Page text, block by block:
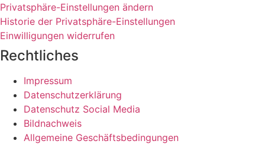
Privatsphäre-Einstellungen ändern
Historie der Privatsphäre-Einstellungen
Einwilligungen widerrufen
Rechtliches
Impressum
Datenschutzerklärung
Datenschutz Social Media
Bildnachweis
Allgemeine Geschäftsbedingungen